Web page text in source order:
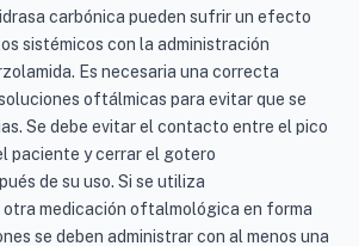
carbónica pueden sufrir un efecto
sistémicos con la administración
Es necesaria una correcta
oftálmicas para evitar que se
Se debe evitar el contacto entre el pico
paciente y cerrar el gotero
de su uso. Si se utiliza
medicación oftalmológica en forma
se deben administrar con al menos una